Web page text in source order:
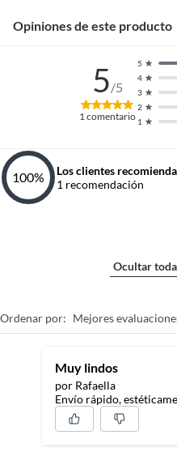
Opiniones de este producto
5/5
1comentario 1
2
3
4
5
100%
Los clientes
1 recomendación
Ocultar
Ordenar por: Mejores
Muy lindos
por Rafaella
Envío rápido,